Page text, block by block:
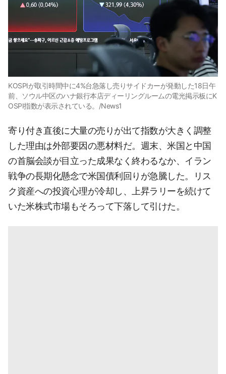
KOSPIが取引時間中に4%台急落し売りサイドカーが発動した18日午
前、ソウル中区のハナ銀行本店ディーリングルームの電光掲示板にK
OSPI指数が表示されている。/News1
寄り付き直後に大量の売りが出て指数が大きく調整
した理由は外部要因の悪材料だ。週末、米国と中国
の首脳会談が目立った成果なく終わるなか、イラン
戦争の長期化懸念で米国債利回りが急騰した。リス
ク資産への投資心理が冷却し、上昇ラリーを続けて
いた米株式市場もそろって下落して引けた。